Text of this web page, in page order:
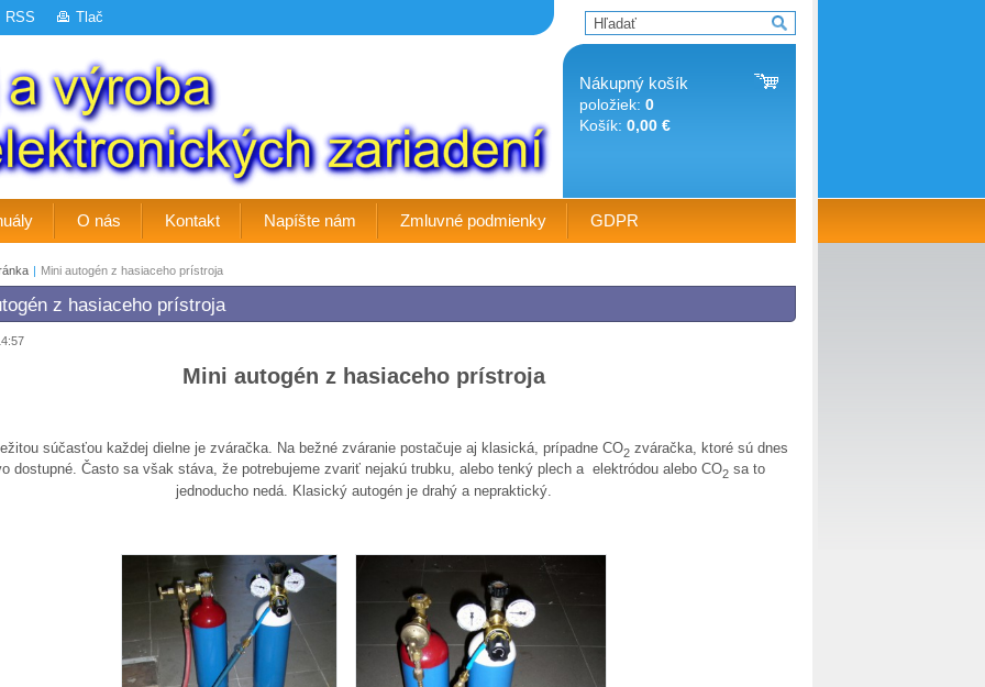
RSS Tlač
Nákupný košík
položiek: 0
Košík: 0,00 €
O nás Kontakt Napíšte nám Zmluvné podmienky GDPR
| Mini autogén z hasiaceho prístroja
z hasiaceho prístroja
Mini autogén z hasiaceho prístroja
súčasťou každej dielne je zváračka. Na bežné zváranie postačuje aj klasická, prípadne CO2zváračka, ktoré sú dnes
dostupné. Často sa však stáva, že potrebujeme zvariť nejakú trubku, alebo tenký plech a elektródou alebo CO2sa to
jednoducho nedá. Klasický autogén je drahý a nepraktický.